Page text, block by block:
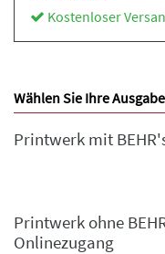
Kostenloser
Wählen Sie Ihre
Printwerk mit
Printwerk ohne
Onlinezugang